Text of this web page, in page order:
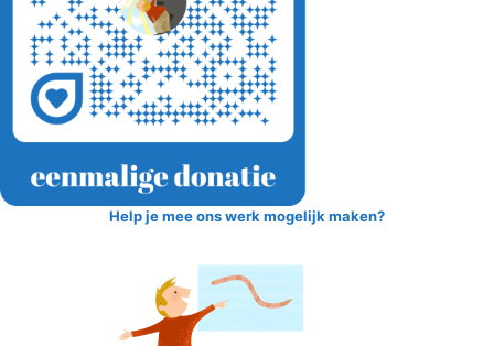
Help je mee ons werk mogelijk maken?